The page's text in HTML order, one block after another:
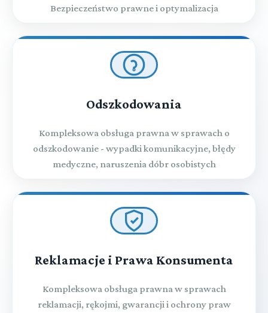
Bezpieczeństwo prawne i optymalizacja
Odszkodowania
Kompleksowa obsługa prawna w sprawach o
odszkodowanie - wypadki komunikacyjne, błędy
medyczne, naruszenia dóbr osobistych
Reklamacje i Prawa Konsumenta
Kompleksowa obsługa prawna w sprawach
reklamacji, rękojmi, gwarancji i ochrony praw